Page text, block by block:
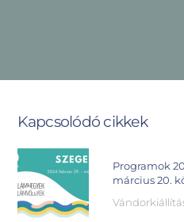
Kapcsolódó cikkek
Programok
március 20.